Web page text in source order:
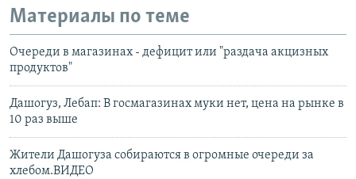
Материалы по теме
Очереди в магазинах - дефицит или "раздача акцизных
продуктов"
Дашогуз, Лебап: В госмагазинах муки нет, цена на рынке в
10 раз выше
Жители Дашогуза собираются в огромные очереди за
хлебом.ВИДЕО